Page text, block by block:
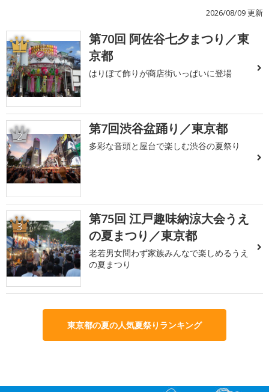
2026/08/09 更新
1
第70回 阿佐谷七夕まつり／東
京都
はりぼて飾りが商店街いっぱいに登場
2 第7回渋谷盆踊り／東京都
多彩な音頭と屋台で楽しむ渋谷の夏祭り
3
第75回 江戸趣味納涼大会うえ
の夏まつり／東京都
老若男女問わず家族みんなで楽しめるうえ
の夏まつり
東京都の夏の人気夏祭りランキング